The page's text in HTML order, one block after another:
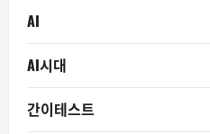
AI
AI시대
간이테스트